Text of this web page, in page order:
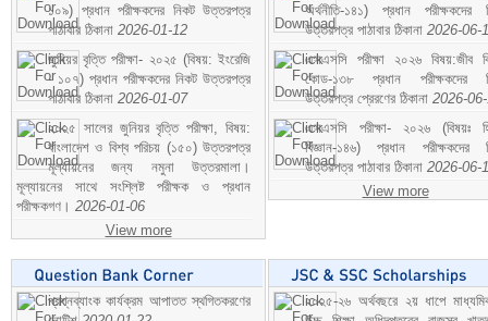
১০৯) প্রধান পরীক্ষকদের নিকট উত্তরপত্র
পাঠাবার ঠিকানা 2026-01-12
জুনিয়র বৃত্তি পরীক্ষা- ২০২৫ (বিষয়: ইংরেজি
- ১০৭) প্রধান পরীক্ষকদের নিকট উত্তরপত্র
পাঠাবার ঠিকানা 2026-01-07
২০২৫ সালের জুনিয়র বৃত্তি পরীক্ষা, বিষয়:
বাংলাদেশ ও বিশ্ব পরিচয় (১৫০) উত্তরপত্র
মূল্যায়নের জন্য নমুনা উত্তরমালা।
মূল্যায়নের সাথে সংশ্লিষ্ট পরীক্ষক ও প্রধান
পরীক্ষকগণ। 2026-01-06
View more
অর্থনীতি-১৪১) প্রধান পরীক্ষকদের
উত্তরপত্র পাঠাবার ঠিকানা 2026-06-
এসএসসি পরীক্ষা ২০২৬ বিষয়:জীব
কোড-১৩৮ প্রধান পরীক্ষকদের
উত্তরপত্র প্রেরণের ঠিকানা 2026-
এসএসসি পরীক্ষা- ২০২৬ (বিষয়ঃ
বিজ্ঞান-১৪৬) প্রধান পরীক্ষকদের
উত্তরপত্র পাঠাবার ঠিকানা 2026-06-
View more
প্রশ্নব্যাংক কার্যক্রম আপাতত স্থগিতকরণের
২০২৫-২৬ অর্থবছরে ২য় ধাপে